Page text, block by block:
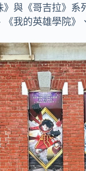
與《哥吉拉》
我的英雄學院》